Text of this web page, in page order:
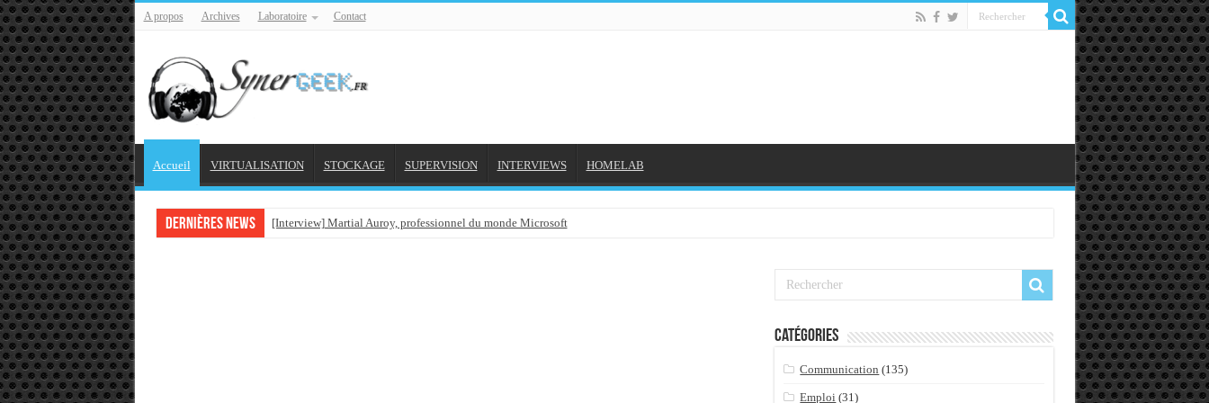
A propos Archives Laboratoire Contact
Accueil VIRTUALISATION STOCKAGE SUPERVISION INTERVIEWS HOMELAB
Dernières news [Interview] Martial Auroy, professionnel du monde Microsoft
Catégories
Communication (135)
Emploi (31)